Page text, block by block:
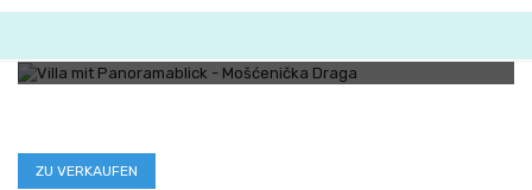
ZU VERKAUFEN